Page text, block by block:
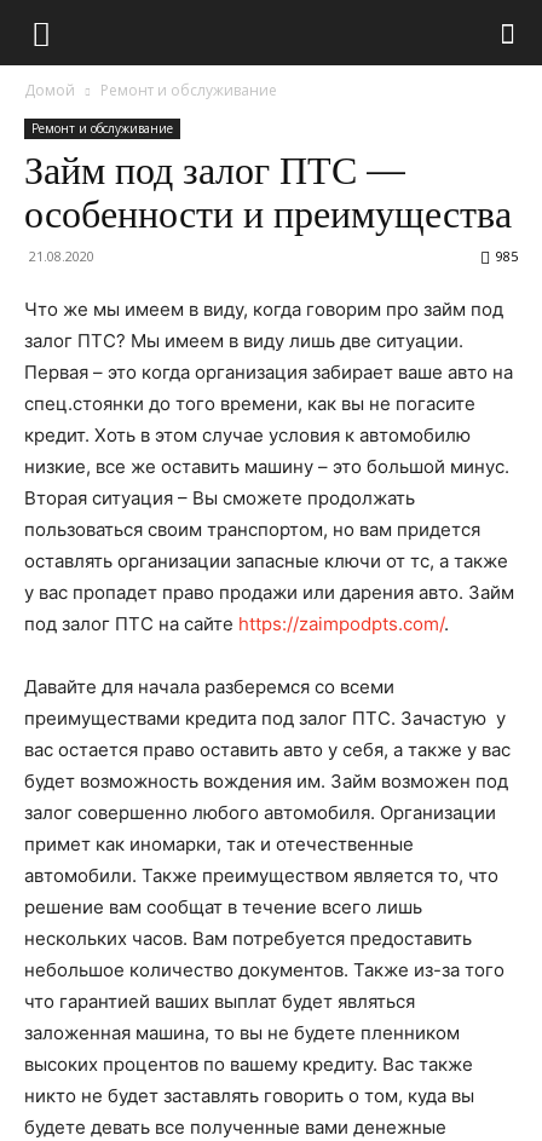
Домой Ремонт и обслуживание
Ремонт и обслуживание
Займ под залог ПТС —
особенности и преимущества
21.08.2020 985
Что же мы имеем в виду, когда говорим про займ под
залог ПТС? Мы имеем в виду лишь две ситуации.
Первая – это когда организация забирает ваше авто на
спец.стоянки до того времени, как вы не погасите
кредит. Хоть в этом случае условия к автомобилю
низкие, все же оставить машину – это большой минус.
Вторая ситуация – Вы сможете продолжать
пользоваться своим транспортом, но вам придется
оставлять организации запасные ключи от тс, а также
у вас пропадет право продажи или дарения авто. Займ
под залог ПТС на сайте https://zaimpodpts.com/.
Давайте для начала разберемся со всеми
преимуществами кредита под залог ПТС. Зачастую у
вас остается право оставить авто у себя, а также у вас
будет возможность вождения им. Займ возможен под
залог совершенно любого автомобиля. Организации
примет как иномарки, так и отечественные
автомобили. Также преимуществом является то, что
решение вам сообщат в течение всего лишь
нескольких часов. Вам потребуется предоставить
небольшое количество документов. Также из-за того
что гарантией ваших выплат будет являться
заложенная машина, то вы не будете пленником
высоких процентов по вашему кредиту. Вас также
никто не будет заставлять говорить о том, куда вы
будете девать все полученные вами денежные